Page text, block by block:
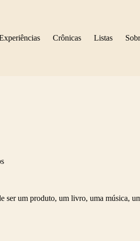
Crônicas Listas
um produto, um livro, uma música,